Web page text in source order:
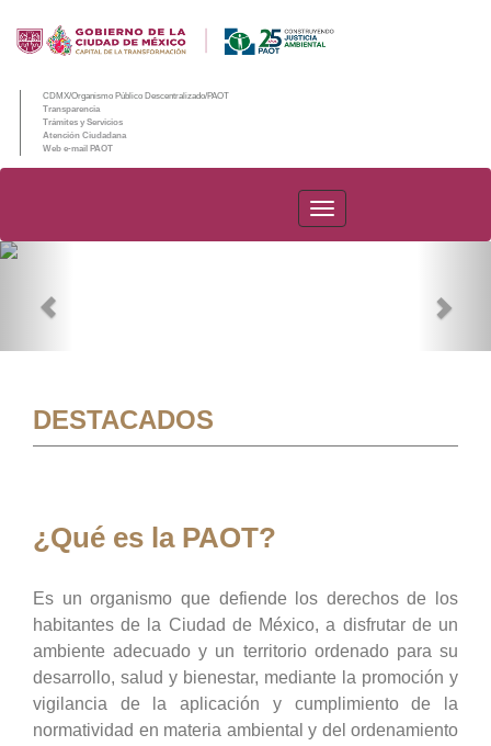
CDMX/Organismo Público Descentralizado/PAOT
Transparencia
Trámites y Servicios
Atención Ciudadana
Web e-mail PAOT
PAOT
DESTACADOS
¿Qué es la PAOT?
Es un organismo que defiende los derechos de los
habitantes de la Ciudad de México, a disfrutar de un
ambiente adecuado y un territorio ordenado para su
desarrollo, salud y bienestar, mediante la promoción y
vigilancia de la aplicación y cumplimiento de la
normatividad en materia ambiental y del ordenamiento